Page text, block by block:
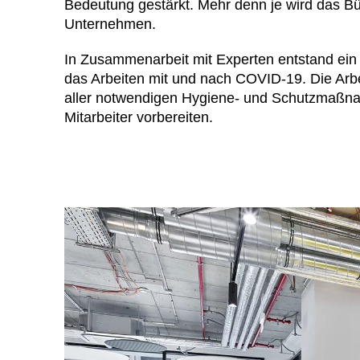
Australien(AU)
Belgien(BE)
Bulgarien(BG)
China(CN)
Deutschland
Frankreich(FR)
Ghana(GH)
Griechenland(GR)
Großbritannien(GB)
Guinea(GN)
Hongkong (HK)
Indien
Bedeutung gestärkt. Mehr denn je wird das
Unternehmen.
In Zusammenarbeit mit Experten entstand
das Arbeiten mit und nach COVID-19. Die
aller notwendigen Hygiene- und
Mitarbeiter vorbereiten.